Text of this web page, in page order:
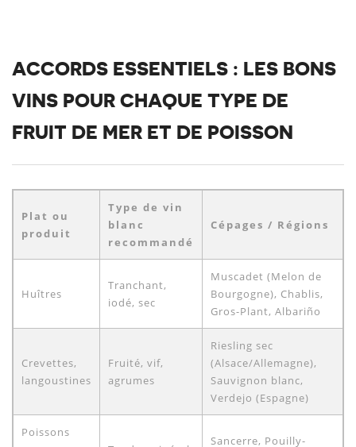
ACCORDS ESSENTIELS : LES BONS
VINS POUR CHAQUE TYPE DE
FRUIT DE MER ET DE POISSON
Plat ou
produit
Type de vin
blanc
recommandé
Cépages / Régions
Huîtres
Tranchant,
iodé, sec
Muscadet (Melon de
Bourgogne), Chablis,
Gros-Plant, Albariño
Crevettes,
langoustines
Fruité, vif,
agrumes
Riesling sec
(Alsace/Allemagne),
Sauvignon blanc,
Verdejo (Espagne)
Poissons
Sancerre, Pouilly-